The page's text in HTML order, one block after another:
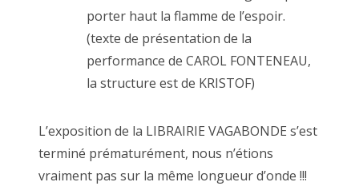
porter haut la flamme de l’espoir.
(texte de présentation de la
performance de CAROL FONTENEAU,
la structure est de KRISTOF)
L’exposition de la LIBRAIRIE VAGABONDE s’est
terminé prématurément, nous n’étions
vraiment pas sur la même longueur d’onde !!!
CECILE RAYMOND, 18 octobre 2014